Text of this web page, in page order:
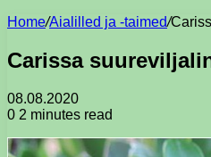
Home/Aialilled ja -taimed/
Carissa
08.08.2020
0 2 minutes read